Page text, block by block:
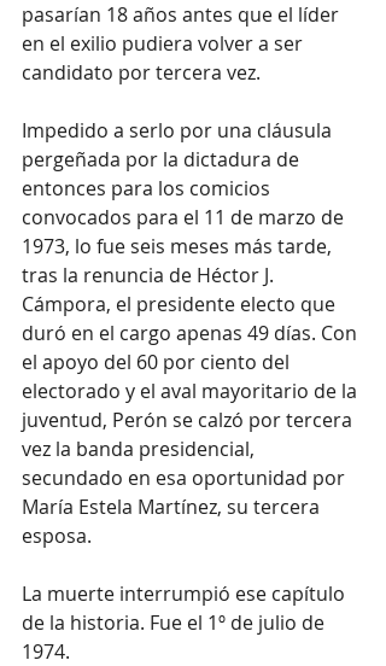
pasarían 18 años antes que el líder
en el exilio pudiera volver a ser
candidato por tercera vez.
Impedido a serlo por una cláusula
pergeñada por la dictadura de
entonces para los comicios
convocados para el 11 de marzo de
1973, lo fue seis meses más tarde,
tras la renuncia de Héctor J.
Cámpora, el presidente electo que
duró en el cargo apenas 49 días. Con
el apoyo del 60 por ciento del
electorado y el aval mayoritario de la
juventud, Perón se calzó por tercera
vez la banda presidencial,
secundado en esa oportunidad por
María Estela Martínez, su tercera
esposa.
La muerte interrumpió ese capítulo
de la historia. Fue el 1º de julio de
1974.